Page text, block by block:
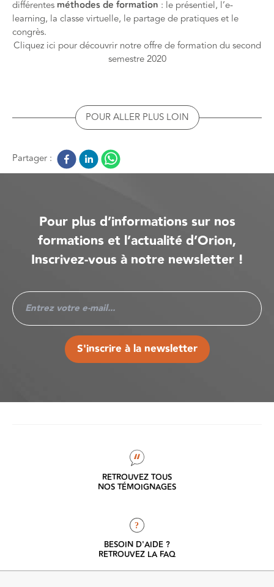
différentes méthodes de formation : le présentiel, l’e-
learning, la classe virtuelle, le partage de pratiques et le
congrès.
Cliquez ici pour découvrir notre offre de formation du second
semestre 2020
POUR ALLER PLUS LOIN
Partager :
Pour plus d’informations sur nos
formations et l’actualité d’Orion,
Inscrivez-vous à notre newsletter !
S'inscrire à la newsletter
RETROUVEZ TOUS
NOS TÉMOIGNAGES
?
BESOIN D'AIDE ?
RETROUVEZ LA FAQ